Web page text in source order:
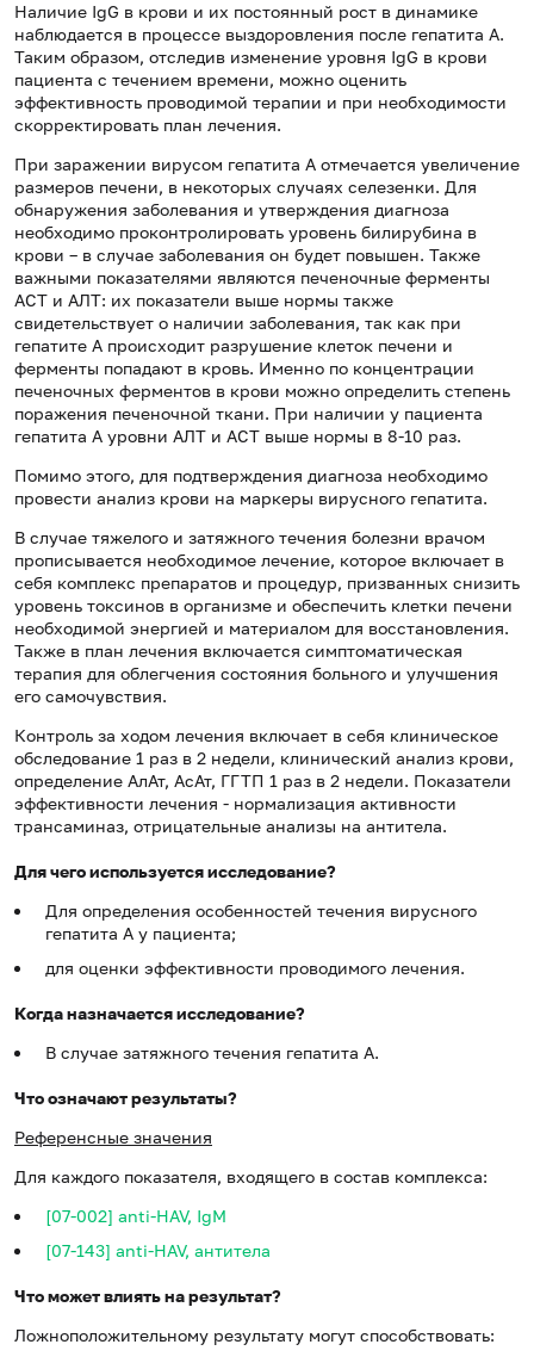
Наличие IgG в крови и их постоянный рост в динамике
наблюдается в процессе выздоровления после гепатита А.
Таким образом, отследив изменение уровня IgG в крови
пациента с течением времени, можно оценить
эффективность проводимой терапии и при необходимости
скорректировать план лечения.
При заражении вирусом гепатита А отмечается увеличение
размеров печени, в некоторых случаях селезенки. Для
обнаружения заболевания и утверждения диагноза
необходимо проконтролировать уровень билирубина в
крови – в случае заболевания он будет повышен. Также
важными показателями являются печеночные ферменты
АСТ и АЛТ: их показатели выше нормы также
свидетельствует о наличии заболевания, так как при
гепатите А происходит разрушение клеток печени и
ферменты попадают в кровь. Именно по концентрации
печеночных ферментов в крови можно определить степень
поражения печеночной ткани. При наличии у пациента
гепатита А уровни АЛТ и АСТ выше нормы в 8-10 раз.
Помимо этого, для подтверждения диагноза необходимо
провести анализ крови на маркеры вирусного гепатита.
В случае тяжелого и затяжного течения болезни врачом
прописывается необходимое лечение, которое включает в
себя комплекс препаратов и процедур, призванных снизить
уровень токсинов в организме и обеспечить клетки печени
необходимой энергией и материалом для восстановления.
Также в план лечения включается симптоматическая
терапия для облегчения состояния больного и улучшения
его самочувствия.
Контроль за ходом лечения включает в себя клиническое
обследование 1 раз в 2 недели, клинический анализ крови,
определение АлАт, АсАт, ГГТП 1 раз в 2 недели. Показатели
эффективности лечения - нормализация активности
трансаминаз, отрицательные анализы на антитела.
Для чего используется исследование?
Для определения особенностей течения вирусного
гепатита А у пациента;
для оценки эффективности проводимого лечения.
Когда назначается исследование?
В случае затяжного течения гепатита А.
Что означают результаты?
Референсные значения
Для каждого показателя, входящего в состав комплекса:
[07-002] anti-HAV, IgM
[07-143] anti-HAV, антитела
Что может влиять на результат?
Ложноположительному результату могут способствовать: